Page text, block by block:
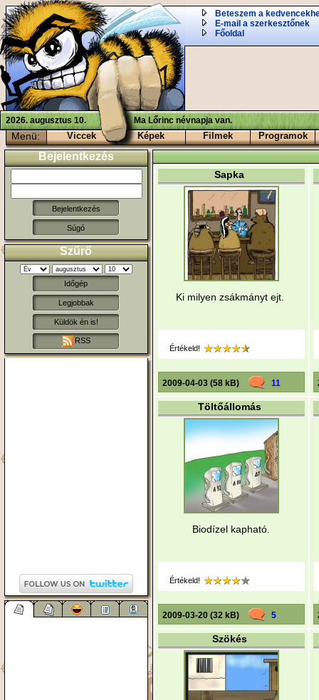
Beteszem a
E-mail a szerkesztőnek
Főoldal
2026. augusztus 10. Ma Lőrinc névnapja van.
Menü: Viccek Képek Filmek Programok
Bejelentkezés
Súgó
Szűrő
Időgép
Legjobbak
Küldök én is!
RSS
Sapka
Ki milyen zsákmányt ejt.
Értékeld!
2009-04-03 (58 kB) 11
Töltőállomás
Biodízel kapható.
Értékeld!
2009-03-20 (32 kB) 5
Szökés